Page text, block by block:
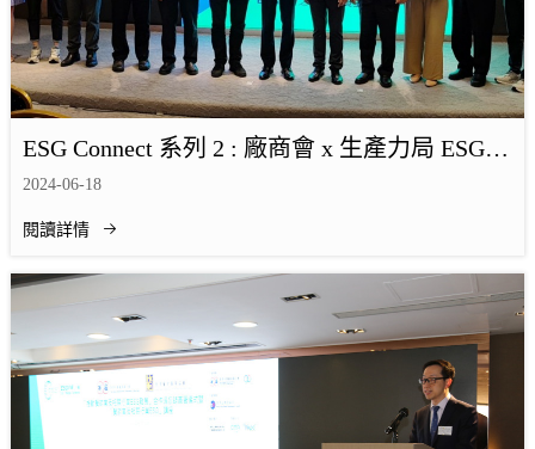
ESG Connect 系列 2 : 廠商會 x 生產力局 ESG講
座 之 綠色新質生產力
2024-06-18
閱讀詳情